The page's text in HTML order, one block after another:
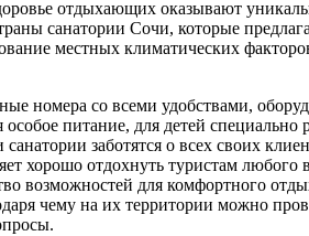
отдыхающих оказывают
санатории Сочи, которые
местных климатических
номера со всеми удобствами,
питание, для детей
заботятся о всех своих
хорошо отдохнуть туристам любого
возможностей для комфортного
чему на их территории можно